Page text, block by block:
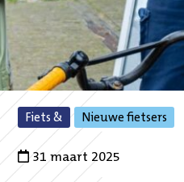
Fiets &
gefilterde
overzicht
Nieuwe fietsers
31 maart 2025